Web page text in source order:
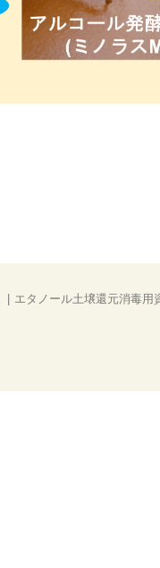
エタノール土壌還元消毒